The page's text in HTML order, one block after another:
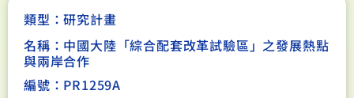
類型：研究計畫
名稱：中國大陸「綜合配套改革試驗區」之發展熱點
與兩岸合作
編號：PR1259A